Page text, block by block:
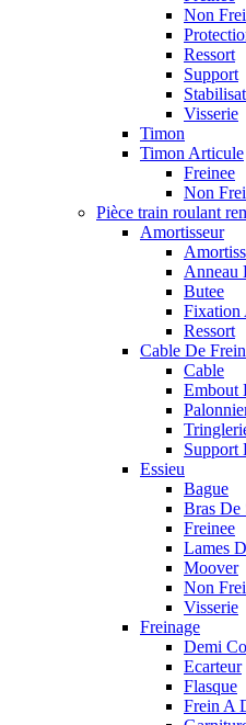
Non
Ressort
Support
Visserie
Timon
Timon Articule
Freinee
Non
Pièce train roulant
Amortisseur
Anneau
Butee
Fixation
Ressort
Cable De Frein
Cable
Embout
Support
Essieu
Bague
Bras De
Freinee
Lames
Moover
Non
Visserie
Freinage
Demi
Ecarteur
Flasque
Frein A